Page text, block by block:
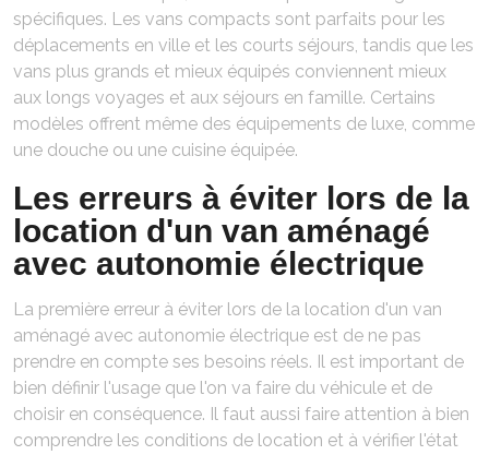
spécifiques. Les vans compacts sont parfaits pour les
déplacements en ville et les courts séjours, tandis que les
vans plus grands et mieux équipés conviennent mieux
aux longs voyages et aux séjours en famille. Certains
modèles offrent même des équipements de luxe, comme
une douche ou une cuisine équipée.
Les erreurs à éviter lors de la
location d'un van aménagé
avec autonomie électrique
La première erreur à éviter lors de la location d'un van
aménagé avec autonomie électrique est de ne pas
prendre en compte ses besoins réels. Il est important de
bien définir l'usage que l'on va faire du véhicule et de
choisir en conséquence. Il faut aussi faire attention à bien
comprendre les conditions de location et à vérifier l'état